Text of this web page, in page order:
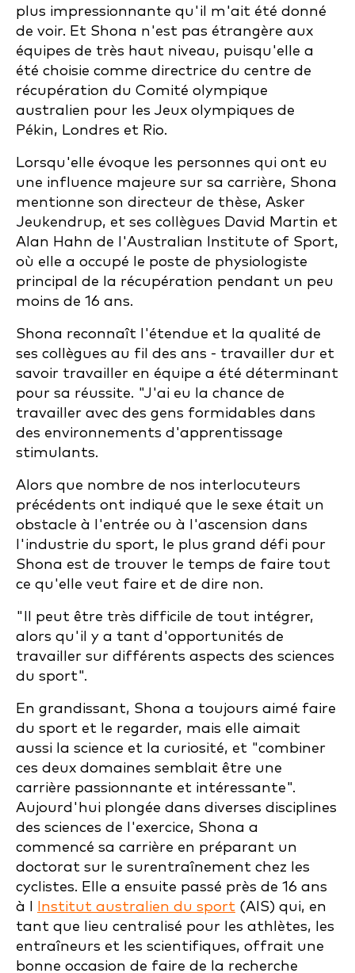
plus impressionnante qu'il m'ait été donné
de voir. Et Shona n'est pas étrangère aux
équipes de très haut niveau, puisqu'elle a
été choisie comme directrice du centre de
récupération du Comité olympique
australien pour les Jeux olympiques de
Pékin, Londres et Rio.
Lorsqu'elle évoque les personnes qui ont eu
une influence majeure sur sa carrière, Shona
mentionne son directeur de thèse, Asker
Jeukendrup, et ses collègues David Martin et
Alan Hahn de l'Australian Institute of Sport,
où elle a occupé le poste de physiologiste
principal de la récupération pendant un peu
moins de 16 ans.
Shona reconnaît l'étendue et la qualité de
ses collègues au fil des ans - travailler dur et
savoir travailler en équipe a été déterminant
pour sa réussite. "J'ai eu la chance de
travailler avec des gens formidables dans
des environnements d'apprentissage
stimulants.
Alors que nombre de nos interlocuteurs
précédents ont indiqué que le sexe était un
obstacle à l'entrée ou à l'ascension dans
l'industrie du sport, le plus grand défi pour
Shona est de trouver le temps de faire tout
ce qu'elle veut faire et de dire non.
"Il peut être très difficile de tout intégrer,
alors qu'il y a tant d'opportunités de
travailler sur différents aspects des sciences
du sport".
En grandissant, Shona a toujours aimé faire
du sport et le regarder, mais elle aimait
aussi la science et la curiosité, et "combiner
ces deux domaines semblait être une
carrière passionnante et intéressante".
Aujourd'hui plongée dans diverses disciplines
des sciences de l'exercice, Shona a
commencé sa carrière en préparant un
doctorat sur le surentraînement chez les
cyclistes. Elle a ensuite passé près de 16 ans
à l
Institut australien du sport (AIS) qui, en
tant que lieu centralisé pour les athlètes, les
entraîneurs et les scientifiques, offrait une
bonne occasion de faire de la recherche